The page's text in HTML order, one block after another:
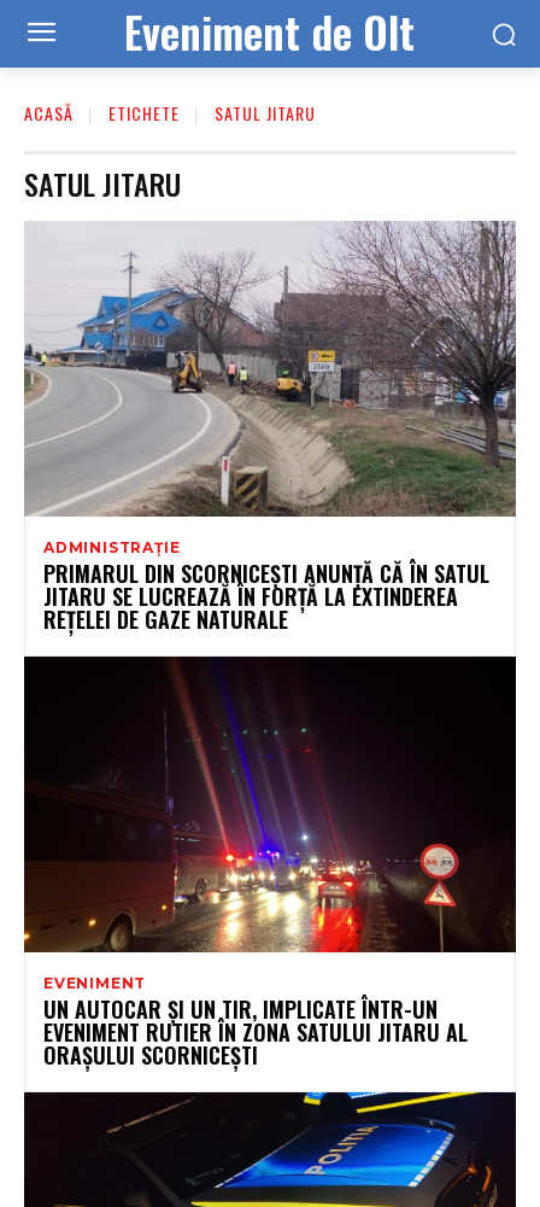
Eveniment de Olt
ACASĂ ETICHETE SATUL JITARU
SATUL JITARU
ADMINISTRAȚIE
PRIMARUL DIN SCORNICEȘTI ANUNȚĂ CĂ ÎN SATUL
JITARU SE LUCREAZĂ ÎN FORȚĂ LA EXTINDEREA
REȚELEI DE GAZE NATURALE
EVENIMENT
UN AUTOCAR ȘI UN TIR, IMPLICATE ÎNTR-UN
EVENIMENT RUTIER ÎN ZONA SATULUI JITARU AL
ORAȘULUI SCORNICEȘTI